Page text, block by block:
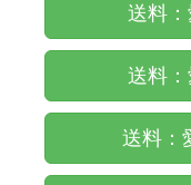
送料
送料
送料：